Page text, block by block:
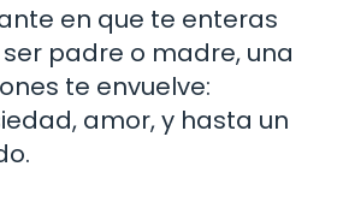
en que te enteras
padre o madre, una
te envuelve:
amor, y hasta un